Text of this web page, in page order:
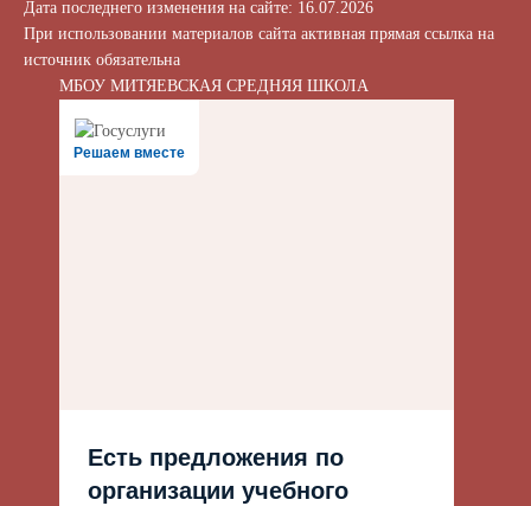
Дата последнего изменения на сайте: 16.07.2026
При использовании материалов сайта активная прямая ссылка на
источник обязательна
МБОУ МИТЯЕВСКАЯ СРЕДНЯЯ ШКОЛА
Решаем вместе
Есть предложения по
организации учебного